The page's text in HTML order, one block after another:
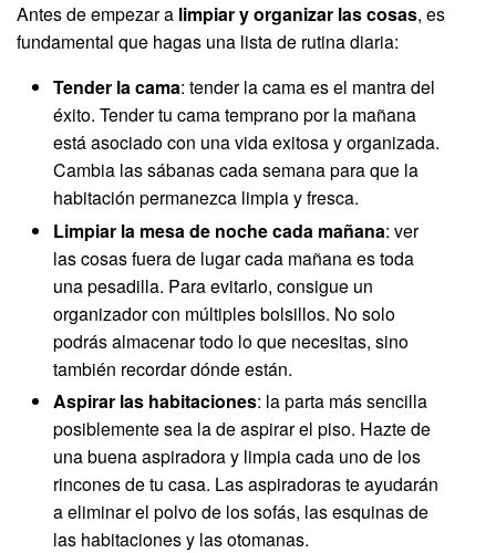
Antes de empezar a limpiar y organizar las cosas, es
fundamental que hagas una lista de rutina diaria:
Tender la cama: tender la cama es el mantra del
éxito. Tender tu cama temprano por la mañana
está asociado con una vida exitosa y organizada.
Cambia las sábanas cada semana para que la
habitación permanezca limpia y fresca.
Limpiar la mesa de noche cada mañana: ver
las cosas fuera de lugar cada mañana es toda
una pesadilla. Para evitarlo, consigue un
organizador con múltiples bolsillos. No solo
podrás almacenar todo lo que necesitas, sino
también recordar dónde están.
Aspirar las habitaciones: la parta más sencilla
posiblemente sea la de aspirar el piso. Hazte de
una buena aspiradora y limpia cada uno de los
rincones de tu casa. Las aspiradoras te ayudarán
a eliminar el polvo de los sofás, las esquinas de
las habitaciones y las otomanas.